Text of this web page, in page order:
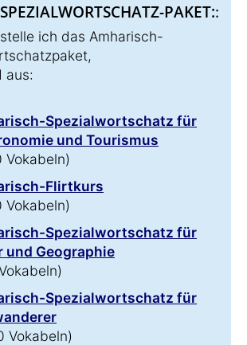
SPEZIALWORTSCHATZ-PAKET::
ich das Amharisch-
aus:
Spezialwortschatz für
und Tourismus
Vokabeln)
Flirtkurs
Vokabeln)
Spezialwortschatz für
und Geographie
Spezialwortschatz für
Vokabeln)